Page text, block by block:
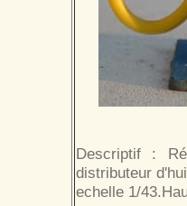
Descriptif :
distributeur
echelle 1/